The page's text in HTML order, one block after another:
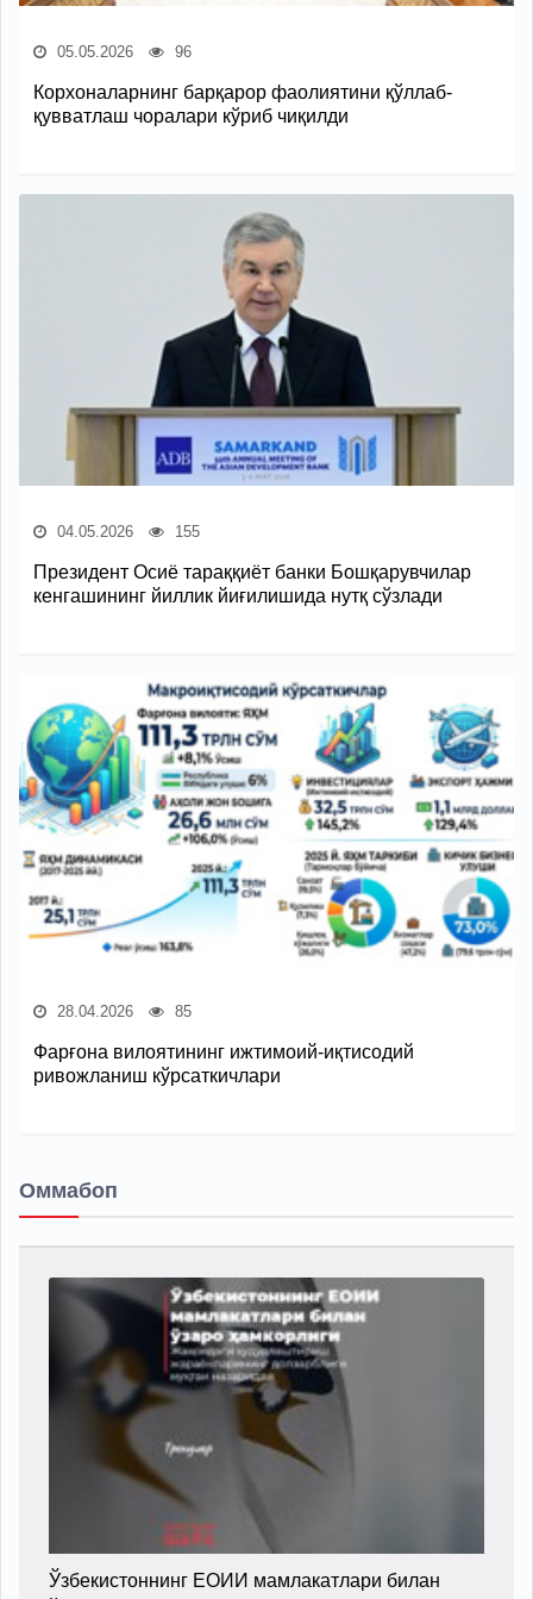
05.05.2026 96
Корхоналарнинг барқарор фаолиятини қўллаб-
қувватлаш чоралари кўриб чиқилди
04.05.2026 155
Президент Осиё тараққиёт банки Бошқарувчилар
кенгашининг йиллик йиғилишида нутқ сўзлади
28.04.2026 85
Фарғона вилоятининг ижтимоий-иқтисодий
ривожланиш кўрсаткичлари
Оммабоп
Ўзбекистоннинг ЕОИИ мамлакатлари билан